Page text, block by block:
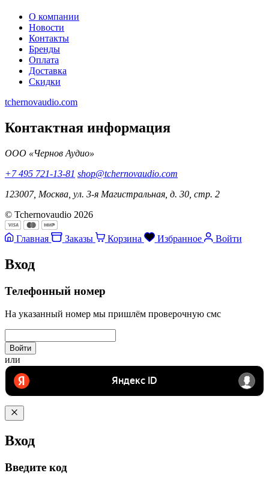
О компании
Новости
Контакты
Бренды
Оплата
Доставка
Скидки
tchernovaudio.com
Контактная информация
ООО «Чернов Аудио»
+7 495 721-13-81 shop@tchernovaudio.com
123007, Москва, ул. 3-я Магистральная, д. 30, стр. 2
© Tchernovaudio 2026
Главная Заказы Корзина Избранное Войти
Вход
Телефонный номер
На указанный номер мы пришлём проверочную смс
Войти
или
Вход
Введите код